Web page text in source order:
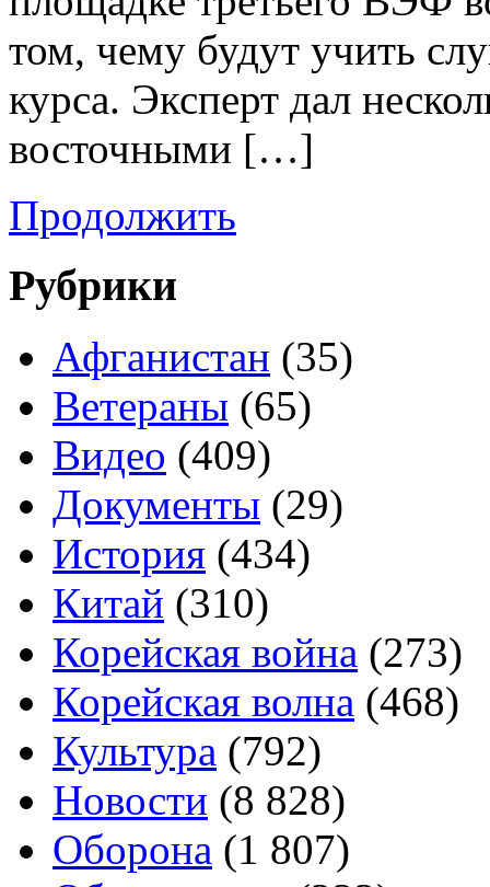
том, чему будут учить
курса. Эксперт дал
восточными […]
Продолжить
Рубрики
Афганистан (35)
Ветераны (65)
Видео (409)
Документы (29)
История (434)
Китай (310)
Корейская война (273)
Корейская волна (468)
Культура (792)
Новости (8 828)
Оборона (1 807)